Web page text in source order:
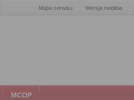
Mapa serwisu Wersja mobilna
MCOP